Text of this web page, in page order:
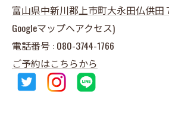
富山県中新川郡上市町大永田仏供田
Googleマップへアクセス)
電話番号 : 080-3744-1766
ご予約はこちらから